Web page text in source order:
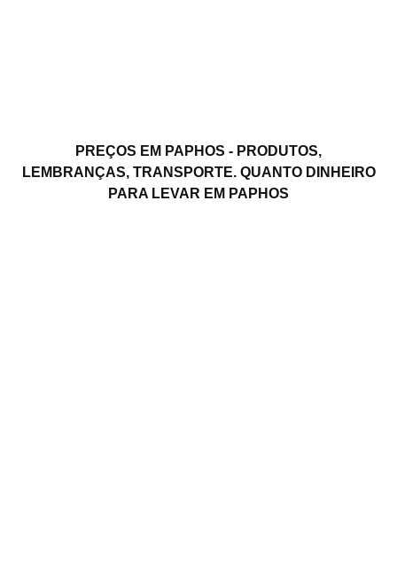
PREÇOS EM PAPHOS - PRODUTOS,
LEMBRANÇAS, TRANSPORTE. QUANTO DINHEIRO
PARA LEVAR EM PAPHOS